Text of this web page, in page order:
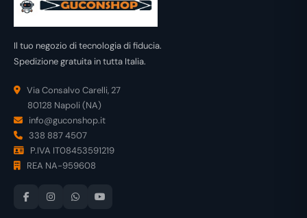
Il tuo negozio di tecnologia di fiducia.
Spedizione gratuita in tutta Italia.
Via Consalvo Carelli, 27
80128 Napoli (NA)
info@guconshop.it
338 887 4507
P.IVA IT08453591219
REA NA-959608